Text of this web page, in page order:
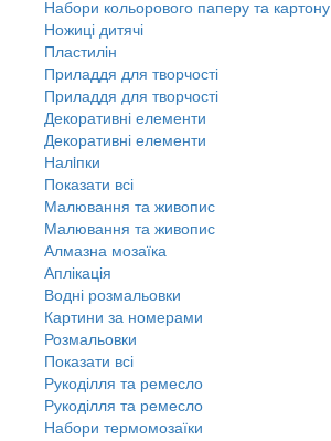
Набори кольорового паперу та картону
Ножиці дитячі
Пластилін
Приладдя для творчості
Приладдя для творчості
Декоративні елементи
Декоративні елементи
Налiпки
Показати всі
Малювання та живопис
Малювання та живопис
Алмазна мозаїка
Аплікація
Водні розмальовки
Картини за номерами
Розмальовки
Показати всі
Рукоділля та ремесло
Рукоділля та ремесло
Набори термомозаїки